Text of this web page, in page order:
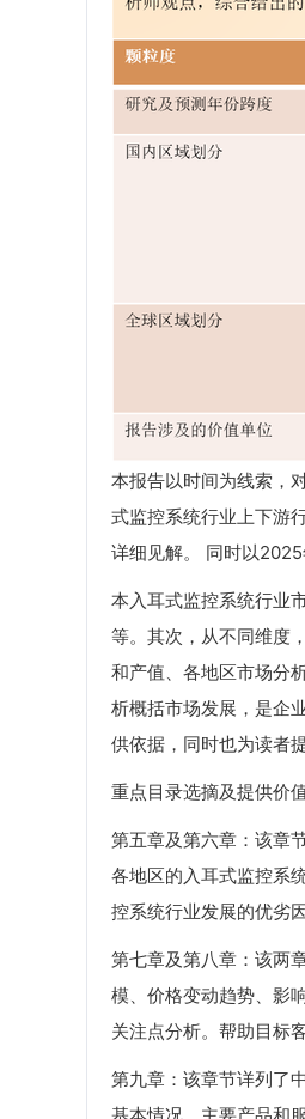
本报告以时间为线索，
式监控系统行业上下游
详细见解。 同时以
本入耳式监控系统行业
等。其次，从不同维度
和产值、各地区市场分
析概括市场发展，是企
供依据，同时也为读者
重点目录选摘及提供价
第五章及第六章：该章
各地区的入耳式监控系
控系统行业发展的优劣
第七章及第八章：该两
模、价格变动趋势、影
关注点分析。帮助目标
第九章：该章节详列了